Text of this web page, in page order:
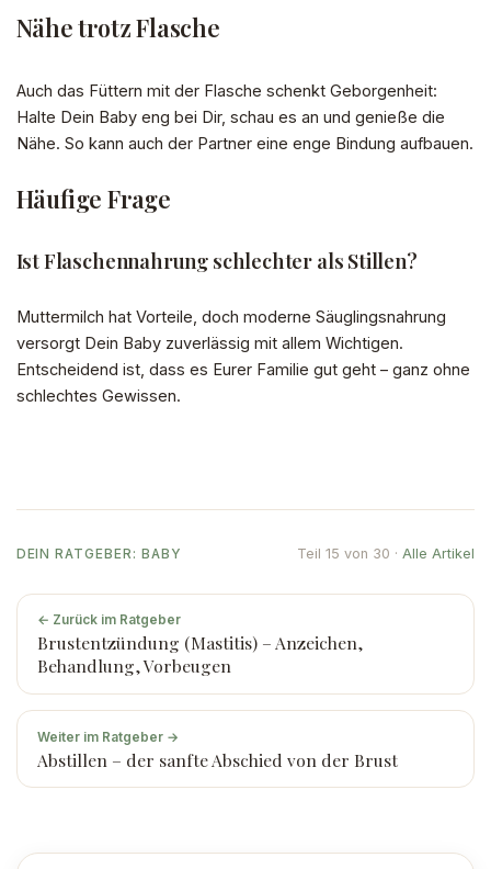
Nähe trotz Flasche
Auch das Füttern mit der Flasche schenkt Geborgenheit:
Halte Dein Baby eng bei Dir, schau es an und genieße die
Nähe. So kann auch der Partner eine enge Bindung aufbauen.
Häufige Frage
Ist Flaschennahrung schlechter als Stillen?
Muttermilch hat Vorteile, doch moderne Säuglingsnahrung
versorgt Dein Baby zuverlässig mit allem Wichtigen.
Entscheidend ist, dass es Eurer Familie gut geht – ganz ohne
schlechtes Gewissen.
DEIN RATGEBER: BABY Teil 15 von 30 ·Alle Artikel
← Zurück im Ratgeber
Brustentzündung (Mastitis) – Anzeichen,
Behandlung, Vorbeugen
Weiter im Ratgeber →
Abstillen – der sanfte Abschied von der Brust